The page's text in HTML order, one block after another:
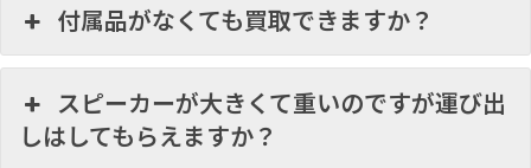
付属品がなくても買取できますか？
スピーカーが大きくて重いのですが運び出
しはしてもらえますか？